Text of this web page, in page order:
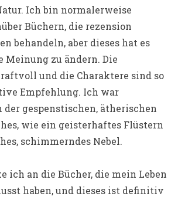
Ich bin normalerweise
Büchern, die rezension
behandeln, aber dieses hat es
Meinung zu ändern. Die
und die Charaktere sind so
Empfehlung. Ich war
gespenstischen, ätherischen
wie ein geisterhaftes Flüstern
schimmerndes Nebel.
ich an die Bücher, die mein Leben
haben, und dieses ist definitiv